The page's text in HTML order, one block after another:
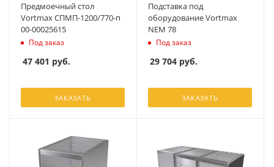
Предмоечный стол
Vortmax СПМП-1200/770-п
00-00025615
Под заказ
47 401 руб.
ЗАКАЗАТЬ
Подставка под
оборудование Vortmax
NEM 78
Под заказ
29 704 руб.
ЗАКАЗАТЬ